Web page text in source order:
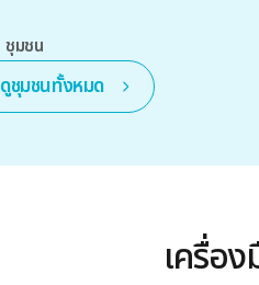
ชุมชน
ดูชุมชนทั้งหมด
เครื่อ